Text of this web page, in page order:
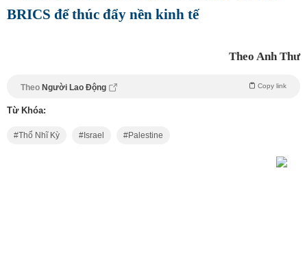
BRICS để thúc đẩy nền kinh tế
Theo Anh Thư
Theo Người Lao Động Copy link
Từ Khóa:
Thổ Nhĩ Kỳ Israel Palestine